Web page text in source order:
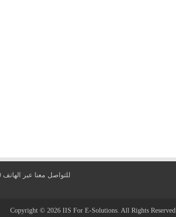
للتواصل معنا عبر الهاتف 0096170950660 او عبر البريد الالكتروني
Copyright © 2026 IIS For E-Solutions. All Rights Reserved